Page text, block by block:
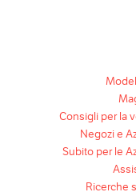
Consigli per la
Negozi e
Subito per le
Ricerche